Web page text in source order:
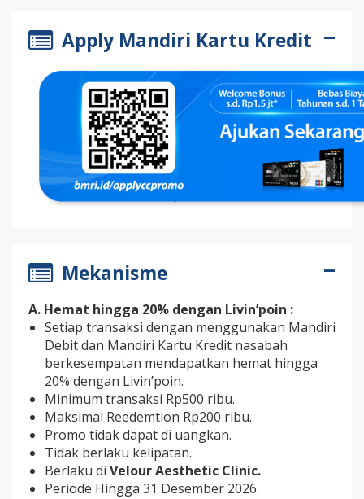
Apply Mandiri Kartu Kredit
Mekanisme
A. Hemat hingga 20% dengan Livin’poin :
Setiap transaksi dengan menggunakan Mandiri
Debit dan Mandiri Kartu Kredit nasabah
berkesempatan mendapatkan hemat hingga
20% dengan Livin’poin.
Minimum transaksi Rp500 ribu.
Maksimal Reedemtion Rp200 ribu.
Promo tidak dapat di uangkan.
Tidak berlaku kelipatan.
Berlaku di Velour Aesthetic Clinic.
Periode Hingga 31 Desember 2026.